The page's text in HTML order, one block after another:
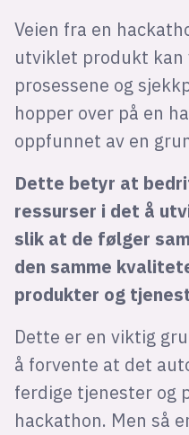
Veien fra en
utviklet produkt kan
prosessene og
hopper over på en
oppfunnet av en
Dette betyr at
ressurser i det å
slik at de følger
den samme
produkter og
Dette er en viktig
å forvente at det
ferdige tjenester og
hackathon. Men så